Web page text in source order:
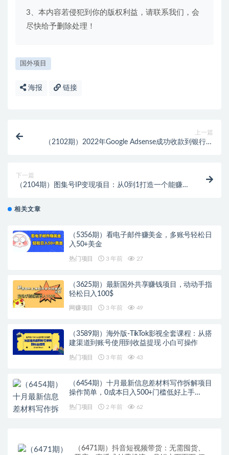
3、本内容若侵犯到你的版权利益，请联系我们，会
尽快给予删除处理！
国外项目
海报 链接
上一篇
（2102期）2022年Google Adsense成功收款到银行卡
下一篇
（2104期）图集号IP变现项目：从0到1打造一个能赚钱
相关文章
（5356期）看电子邮件赚美金，多账号轻松日
入50+美金
热门项目 3 年前 27
（3625期）最新国外共享赚钱项目，动动手指
轻松日入100$
网赚项目 3 年前 49
（3589期）海外版-TikTok影视全套课程：从搭
建渠道到账号使用到收益提现 小白可操作
热门项目 3 年前 43
（6454期）十月最新信息差材料写作拆解项目
操作简单，0成本日入500+门槛低好上手…
热门项目 2 年前 62
（6471期）抖音短视频带货：无需囤货、